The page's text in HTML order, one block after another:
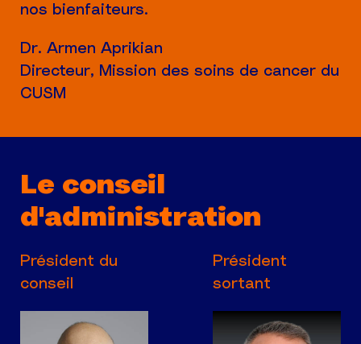
nos bienfaiteurs.
Dr. Armen Aprikian
Directeur, Mission des soins de cancer du
CUSM
Le conseil
d'administration
Président du
conseil
Président
sortant